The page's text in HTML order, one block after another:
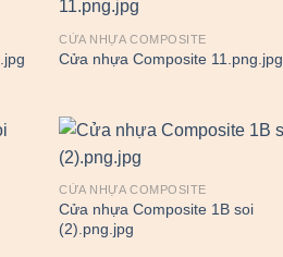
CỬA NHỰA COMPOSITE
Cửa nhựa Composite 11.png.jpg
CỬA NHỰA COMPOSITE
Cửa nhựa Composite 1B soi
(2).png.jpg